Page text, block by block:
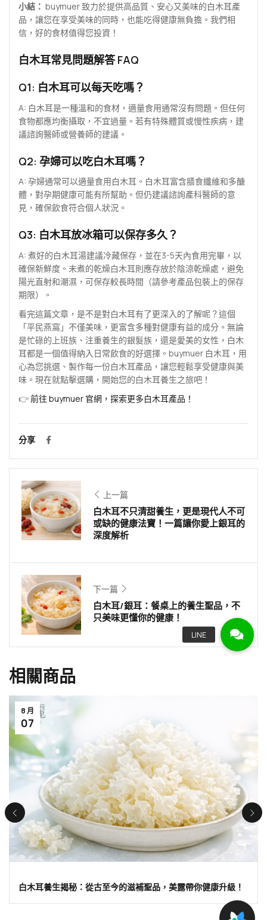
小結： buymuer 致力於提供高品質、安心又美味的白木耳產
品，讓您在享受美味的同時，也能吃得健康無負擔。我們相
信，好的食材值得您投資！
白木耳常見問題解答 FAQ
Q1: 白木耳可以每天吃嗎？
A: 白木耳是一種溫和的食材，適量食用通常沒有問題。但任何
食物都應均衡攝取，不宜過量。若有特殊體質或慢性疾病，建
議諮詢醫師或營養師的建議。
Q2: 孕婦可以吃白木耳嗎？
A: 孕婦通常可以適量食用白木耳。白木耳富含膳食纖維和多醣
體，對孕期健康可能有所幫助。但仍建議諮詢產科醫師的意
見，確保飲食符合個人狀況。
Q3: 白木耳放冰箱可以保存多久？
A: 煮好的白木耳湯建議冷藏保存，並在3-5天內食用完畢，以
確保新鮮度。未煮的乾燥白木耳則應存放於陰涼乾燥處，避免
陽光直射和潮濕，可保存較長時間（請參考產品包裝上的保存
期限）。
看完這篇文章，是不是對白木耳有了更深入的了解呢？這個
「平民燕窩」不僅美味，更富含多種對健康有益的成分。無論
是忙碌的上班族、注重養生的銀髮族，還是愛美的女性，白木
耳都是一個值得納入日常飲食的好選擇。buymuer 白木耳，用
心為您挑選、製作每一份白木耳產品，讓您輕鬆享受健康與美
味。現在就點擊選購，開始您的白木耳養生之旅吧！
👉前往 buymuer 官網，探索更多白木耳產品！
分享
上一篇
白木耳不只清甜養生，更是現代人不可
或缺的健康法寶！一篇讓你愛上銀耳的
深度解析
下一篇
白木耳/銀耳：餐桌上的養生聖品，不
只美味更懂你的健康！
相關商品
8 月
07
白木耳養生揭秘：從古至今的滋補聖品，美露帶你健康升級！